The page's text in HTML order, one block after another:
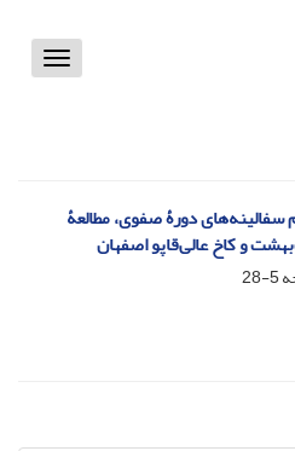
Toggle
دورۀ صفوی، مطالعۀ
و کاخ عالی‌قاپو اصفهان
5-28